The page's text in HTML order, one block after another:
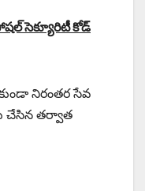
సెక్యూరిటీ కోడ్
నిరంతర సేవ
చేసిన తర్వాత